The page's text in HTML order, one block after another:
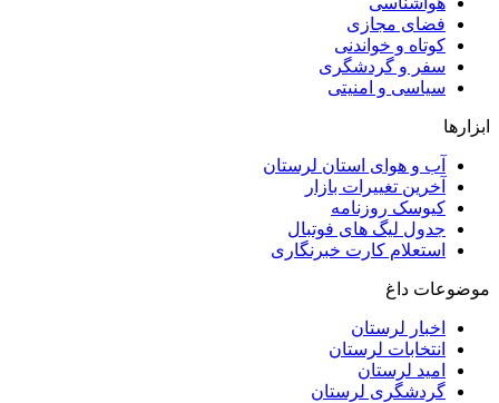
فضای مجازی
کوتاه و خواندنی
سفر و گردشگری
سیاسی و امنیتی
ابزارها
آب و هوای استان لرستان
آخرین تغییرات بازار
کیوسک روزنامه
جدول لیگ های فوتبال
استعلام کارت خبرنگاری
موضوعات داغ
اخبار لرستان
انتخابات لرستان
امید لرستان
گردشگری لرستان